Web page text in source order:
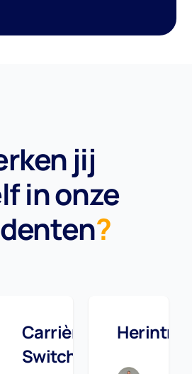
jij
in onze
?
Carrière
Switch